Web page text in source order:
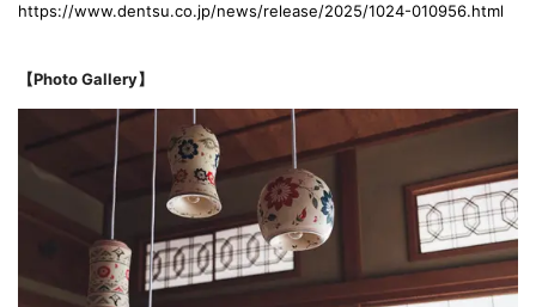
https://www.dentsu.co.jp/news/release/2025/1024-010956.html
【Photo Gallery】